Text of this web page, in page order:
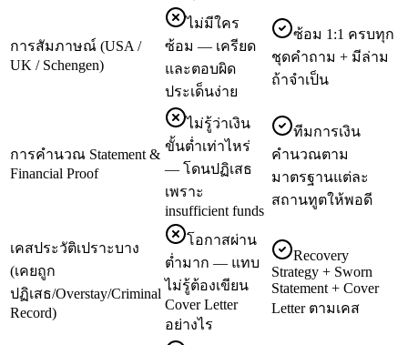
การสัมภาษณ์ (USA /
UK / Schengen)
ไม่มีใคร
ซ้อม — เครียด
และตอบผิด
ประเด็นง่าย
ซ้อม 1:1 ครบทุก
ชุดคำถาม + มีล่าม
ถ้าจำเป็น
การคำนวณ Statement &
Financial Proof
ไม่รู้ว่าเงิน
ขั้นต่ำเท่าไหร่
— โดนปฏิเสธ
เพราะ
insufficient funds
ทีมการเงิน
คำนวณตาม
มาตรฐานแต่ละ
สถานทูตให้พอดี
เคสประวัติเปราะบาง
(เคยถูก
ปฏิเสธ/Overstay/Criminal
Record)
โอกาสผ่าน
ต่ำมาก — แทบ
ไม่รู้ต้องเขียน
Cover Letter
อย่างไร
Recovery
Strategy + Sworn
Statement + Cover
Letter ตามเคส